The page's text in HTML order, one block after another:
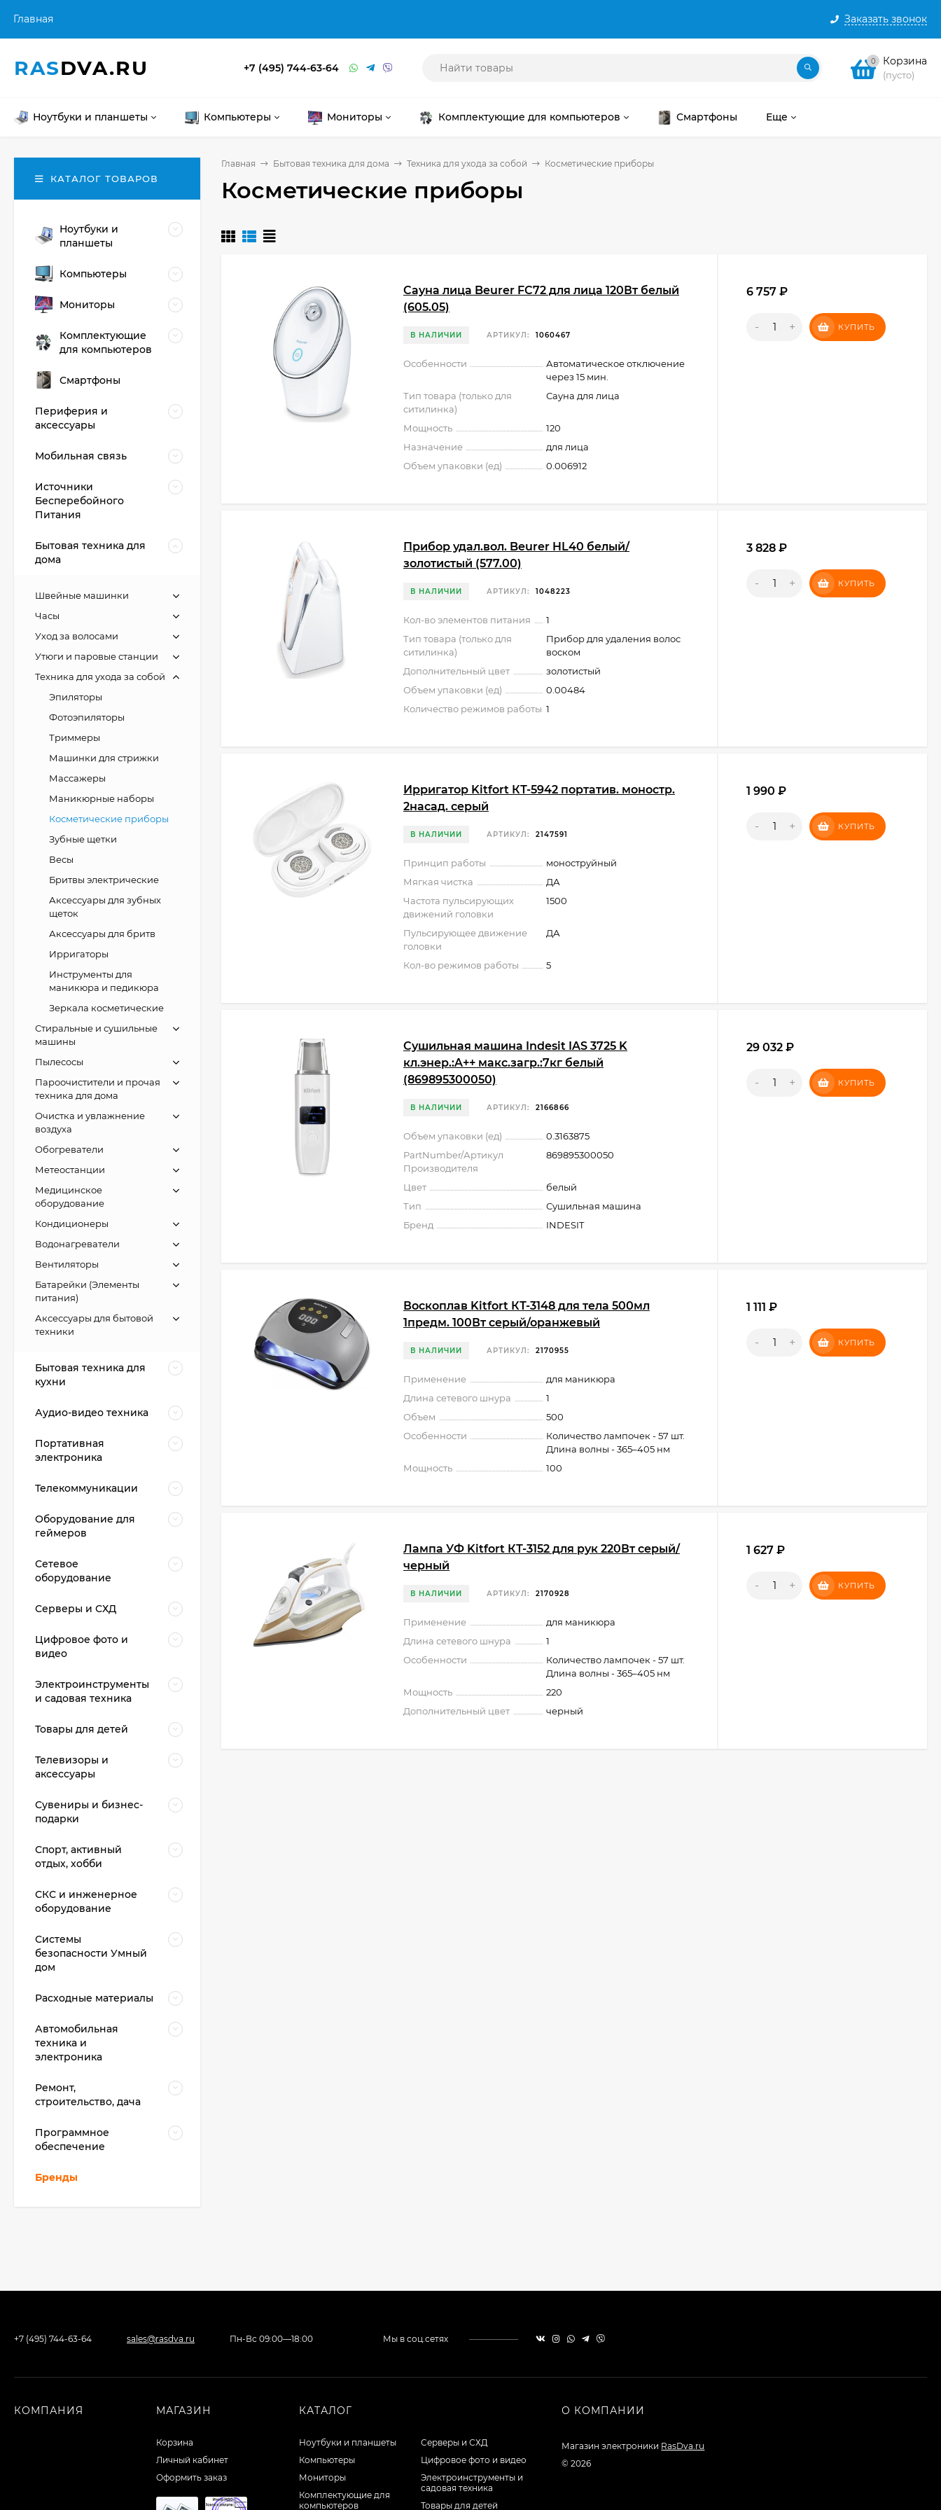
Заказать звонок
Главная
RASDVA.RU +7 (495) 744-63-64 0 Корзина
(пусто)
Ноутбуки и планшеты Компьютеры Мониторы Комплектующие для компьютеров Смартфоны Еще
Главная Бытовая техника для дома Техника для ухода за собой Косметические приборы
Косметические приборы
Сауна лица Beurer FC72 для лица 120Вт белый
(605.05)
В НАЛИЧИИ АРТИКУЛ: 1060467
Особенности
Автоматическое отключение
через 15 мин.
Тип товара (только для
ситилинка)
Сауна для лица
Мощность
120
Назначение
для лица
Объем упаковки (ед)
0.006912
6 757 ₽
- + КУПИТЬ
Прибор удал.вол. Beurer HL40 белый/
золотистый (577.00)
В НАЛИЧИИ АРТИКУЛ: 1048223
Кол-во элементов питания
1
Тип товара (только для
ситилинка)
Прибор для удаления волос
воском
Дополнительный цвет
золотистый
Объем упаковки (ед)
0.00484
Количество режимов работы 1
3 828 ₽
- + КУПИТЬ
Ирригатор Kitfort КТ-5942 портатив. моностр.
2насад. серый
В НАЛИЧИИ АРТИКУЛ: 2147591
Принцип работы
моноструйный
Мягкая чистка
ДА
Частота пульсирующих
движений головки
1500
Пульсирующее движение
головки
ДА
Кол-во режимов работы 5
1 990 ₽
- + КУПИТЬ
Сушильная машина Indesit IAS 3725 K
кл.энер.:A++ макс.загр.:7кг белый
(869895300050)
В НАЛИЧИИ АРТИКУЛ: 2166866
Объем упаковки (ед)
0.3163875
PartNumber/Артикул
Производителя
869895300050
Цвет
белый
Тип
Сушильная машина
Бренд
INDESIT
29 032 ₽
- + КУПИТЬ
Воскоплав Kitfort КТ-3148 для тела 500мл
1предм. 100Вт серый/оранжевый
В НАЛИЧИИ АРТИКУЛ: 2170955
Применение
для маникюра
Длина сетевого шнура
1
Объем
500
Особенности
Количество лампочек - 57 шт.
Длина волны - 365–405 нм
Мощность
100
1 111 ₽
- + КУПИТЬ
Лампа УФ Kitfort КТ-3152 для рук 220Вт серый/
черный
В НАЛИЧИИ АРТИКУЛ: 2170928
Применение
для маникюра
Длина сетевого шнура
1
Особенности
Количество лампочек - 57 шт.
Длина волны - 365–405 нм
Мощность
220
Дополнительный цвет
черный
1 627 ₽
- + КУПИТЬ
КАТАЛОГ ТОВАРОВ
Ноутбуки и
планшеты
Компьютеры
Мониторы
Комплектующие
для компьютеров
Смартфоны
Периферия и
аксессуары
Мобильная связь
Источники
Бесперебойного
Питания
Бытовая техника для
дома
Швейные машинки
Часы
Уход за волосами
Утюги и паровые станции
Техника для ухода за собой
Эпиляторы
Фотоэпиляторы
Триммеры
Машинки для стрижки
Массажеры
Маникюрные наборы
Косметические приборы
Зубные щетки
Весы
Бритвы электрические
Аксессуары для зубных
щеток
Аксессуары для бритв
Ирригаторы
Инструменты для
маникюра и педикюра
Зеркала косметические
Стиральные и сушильные
машины
Пылесосы
Пароочистители и прочая
техника для дома
Очистка и увлажнение
воздуха
Обогреватели
Метеостанции
Медицинское
оборудование
Кондиционеры
Водонагреватели
Вентиляторы
Батарейки (Элементы
питания)
Аксессуары для бытовой
техники
Бытовая техника для
кухни
Аудио-видео техника
Портативная
электроника
Телекоммуникации
Оборудование для
геймеров
Сетевое
оборудование
Серверы и СХД
Цифровое фото и
видео
Электроинструменты
и садовая техника
Товары для детей
Телевизоры и
аксессуары
Сувениры и бизнес-
подарки
Спорт, активный
отдых, хобби
СКС и инженерное
оборудование
Системы
безопасности Умный
дом
Расходные материалы
Автомобильная
техника и
электроника
Ремонт,
строительство, дача
Программное
обеспечение
Бренды
+7 (495) 744-63-64 sales@rasdva.ru Пн-Вс 09:00—18:00 Мы в соц.сетях
КОМПАНИЯ МАГАЗИН
Корзина
Личный кабинет
Оформить заказ
КАТАЛОГ
Ноутбуки и планшеты
Компьютеры
Мониторы
Комплектующие для
компьютеров
Серверы и СХД
Цифровое фото и видео
Электроинструменты и
садовая техника
Товары для детей
О КОМПАНИИ
Магазин электроники RasDva.ru
© 2026